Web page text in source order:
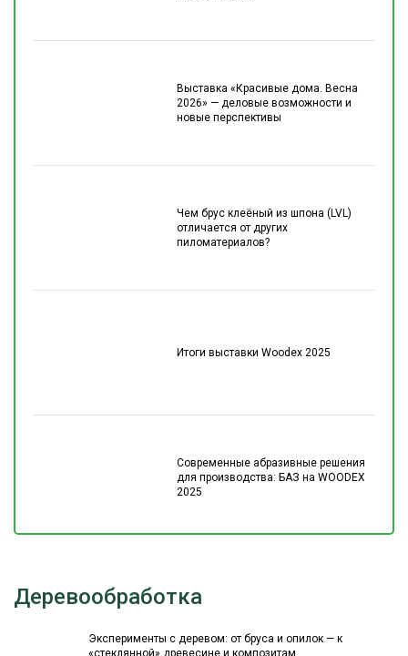
Выставка «Красивые дома. Весна
2026» — деловые возможности и
новые перспективы
Чем брус клеёный из шпона (LVL)
отличается от других
пиломатериалов?
Итоги выставки Woodex 2025
Современные абразивные решения
для производства: БАЗ на WOODEX
2025
Деревообработка
Эксперименты с деревом: от бруса и опилок — к
«стеклянной» древесине и композитам